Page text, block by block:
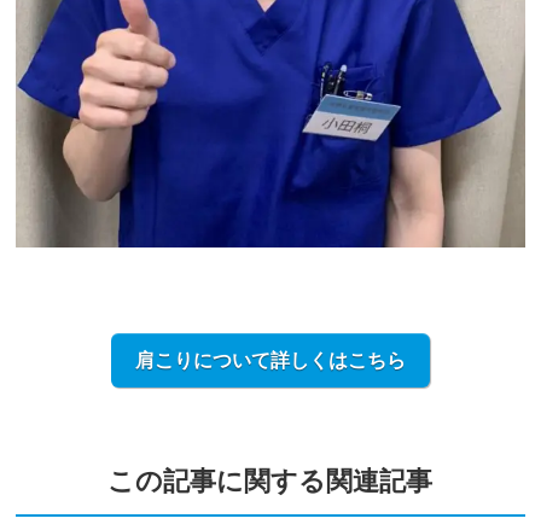
肩こりについて詳しくはこちら
この記事に関する関連記事